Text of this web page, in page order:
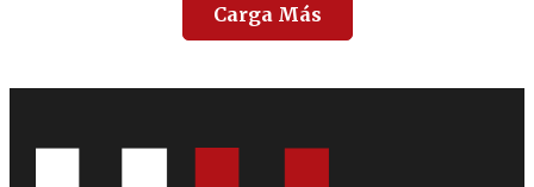
Carga Más